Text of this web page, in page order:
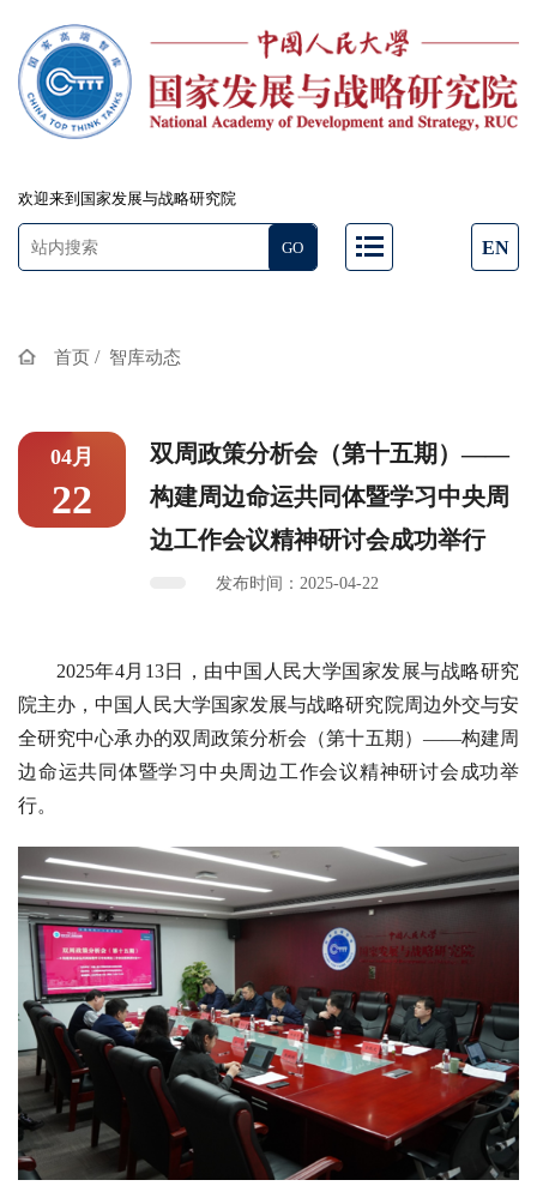
欢迎来到国家发展与战略研究院
EN
首页 / 智库动态
04月
22
双周政策分析会（第十五期）——
构建周边命运共同体暨学习中央周
边工作会议精神研讨会成功举行
发布时间：2025-04-22
2025年4月13日，由中国人民大学国家发展与战略研究
院主办，中国人民大学国家发展与战略研究院周边外交与安
全研究中心承办的双周政策分析会（第十五期）——构建周
边命运共同体暨学习中央周边工作会议精神研讨会成功举
行。